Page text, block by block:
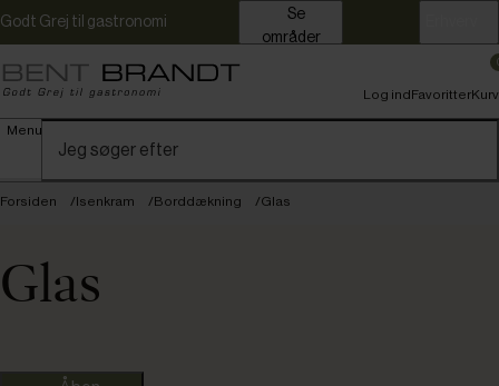
Godt Grej til gastronomi
områder
Menu
Log indFavoritterKurv
Forsiden Isenkram Borddækning Glas
Glas